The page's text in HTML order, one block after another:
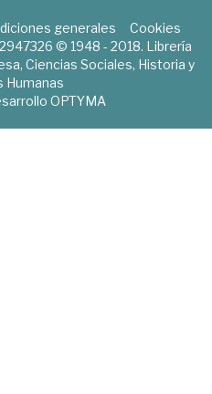
generales
Cookies
© 1948 - 2018. Librería
Ciencias Sociales, Historia y
Humanas
OPTYMA